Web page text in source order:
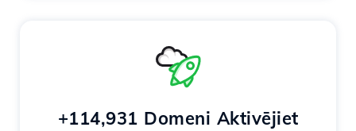
+114,931 Domeni Aktivējiet